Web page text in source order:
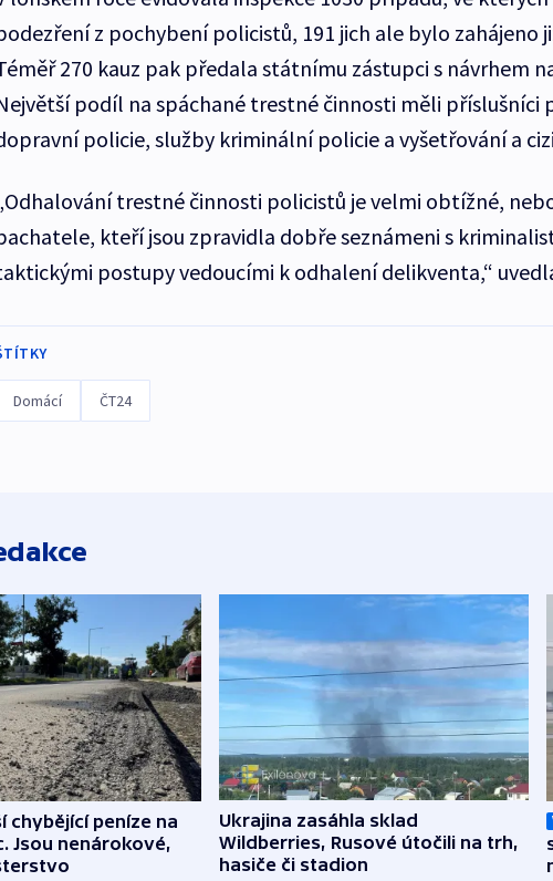
z pochybení policistů, 191 jich ale bylo zahájeno
270 kauz pak předala státnímu zástupci s návrhem
podíl na spáchané trestné činnosti měli příslušníci
policie, služby kriminální policie a vyšetřování a
trestné činnosti policistů je velmi obtížné,
kteří jsou zpravidla dobře seznámeni s
postupy vedoucími k odhalení delikventa,“
Domácí ČT24
chybějící peníze na
Jsou nenárokové,
Ukrajina zasáhla sklad
Wildberries, Rusové útočili na trh,
hasiče či stadion